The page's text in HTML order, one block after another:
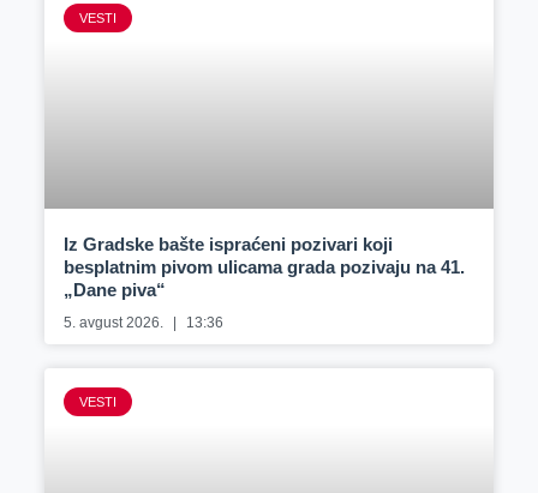
VESTI
Iz Gradske bašte ispraćeni pozivari koji
besplatnim pivom ulicama grada pozivaju na 41.
„Dane piva“
5. avgust 2026. 13:36
VESTI